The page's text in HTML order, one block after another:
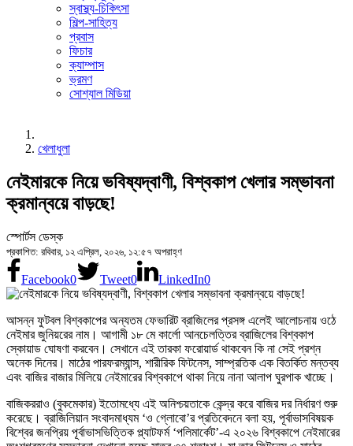
স্বাস্থ্য-চিকিৎসা
শিল্প-সাহিত্য
প্রবাস
ফিচার
ক্যাম্পাস
ভ্রমণ
সোশ্যাল মিডিয়া
খেলাধুলা
নেইমারকে নিয়ে ভবিষ্যদ্বাণী, বিশ্বকাপ খেলার সম্ভাবনা
ক্রমান্বয়ে বাড়ছে!
স্পোর্টস ডেস্ক
প্রকাশিত: রবিবার, ১২ এপ্রিল, ২০২৬, ১২:৫৭ অপরাহ্ণ
Facebook0 Tweet0 LinkedIn0
আসন্ন ফুটবল বিশ্বকাপের অন্যতম ফেভারিট ব্রাজিলের প্রসঙ্গ এলেই আলোচনায় ওঠে
নেইমার জুনিয়রের নাম। আগামী ১৮ মে কার্লো আনচেলত্তির ব্রাজিলের বিশ্বকাপ
স্কোয়াড ঘোষণা করবেন। সেখানে এই তারকা ফরোয়ার্ড থাকবেন কি না সেই প্রশ্ন
অনেক দিনের। মাঠের পারফরম্যান্স, শারীরিক ফিটনেস, সাম্প্রতিক এক বিতর্কিত মন্তব্য
এবং বাজির বাজার মিলিয়ে নেইমারের বিশ্বকাপে থাকা নিয়ে নানা আলাপ ঘুরপাক খাচ্ছে।
বাজিকররাও (বুকমেকার) ইতোমধ্যে এই অনিশ্চয়তাকে কেন্দ্র করে বাজির দর নির্ধারণ শুরু
করেছে। ব্রাজিলিয়ান সংবাদমাধ্যম ‘ও গ্লোবো’র প্রতিবেদনে বলা হয়, পূর্বাভাসবিষয়ক
বিশ্বের জনপ্রিয় পূর্বাভাসভিত্তিক প্ল্যাটফর্ম ‘পলিমার্কেট’-এ ২০২৬ বিশ্বকাপে নেইমারের